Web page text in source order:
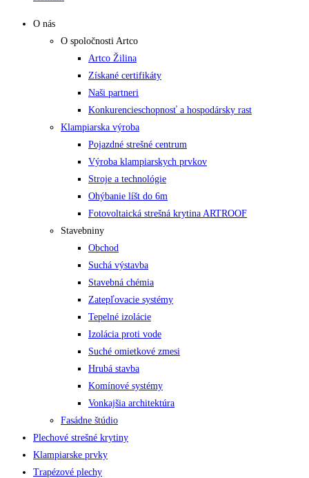
O nás
O spoločnosti Artco
Artco Žilina
Získané certifikáty
Naši partneri
Konkurencieschopnosť a hospodársky rast
Klampiarska výroba
Pojazdné strešné centrum
Výroba klampiarskych prvkov
Stroje a technológie
Ohýbanie líšt do 6m
Fotovoltaická strešná krytina ARTROOF
Stavebniny
Obchod
Suchá výstavba
Stavebná chémia
Zatepľovacie systémy
Tepelné izolácie
Izolácia proti vode
Suché omietkové zmesi
Hrubá stavba
Komínové systémy
Vonkajšia architektúra
Fasádne štúdio
Plechové strešné krytiny
Klampiarske prvky
Trapézové plechy